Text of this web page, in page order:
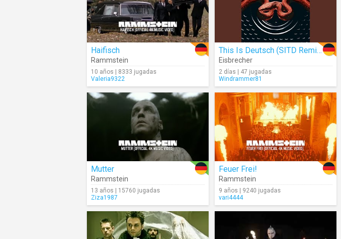
Haifisch
Rammstein
10 años | 8333 jugadas
Valeria9322
This Is Deutsch (SITD Remix) (Audio)
Eisbrecher
2 días | 47 jugadas
Windrammer81
Mutter
Rammstein
13 años | 15760 jugadas
Ziza1987
Feuer Frei!
Rammstein
9 años | 9240 jugadas
vari4444